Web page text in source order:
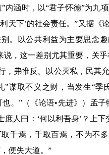
”内涵时，以“君子怀德”为九
天下’的社会责任。”又据《
。以公共利益为主要思念
，这一差别尤其重要，关
，弗惟反。以公灭私，民其
”谋取不义之财，当发生“季
。 ”（《论语•先进》）孟
庶人曰： ‘何以利吾身’ ？上
千焉，千取百焉，不为不
便失大道。”